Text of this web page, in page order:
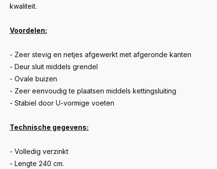
kwaliteit.
Voordelen:
- Zeer stevig en netjes afgewerkt met afgeronde kanten
- Deur sluit middels grendel
- Ovale buizen
- Zeer eenvoudig te plaatsen middels kettingsluiting
- Stabiel door U-vormige voeten
Technische gegevens:
- Volledig verzinkt
- Lengte 240 cm.